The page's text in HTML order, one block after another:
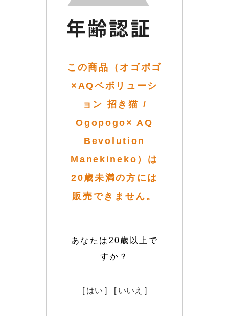
この商品（オゴポゴ
×AQベボリューシ
ョン 招き猫 /
Ogopogo× AQ
Bevolution
Manekineko）は
20歳未満の方には
販売できません。
あなたは20歳以上で
すか？
[ はい ] [ いいえ ]